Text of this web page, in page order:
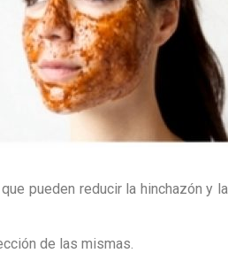
pueden reducir la hinchazón y la
de las mismas.